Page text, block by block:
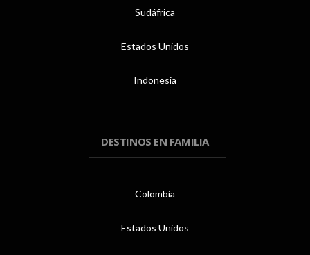
Sudáfrica
Estados Unidos
Indonesia
DESTINOS EN FAMILIA
Colombia
Estados Unidos